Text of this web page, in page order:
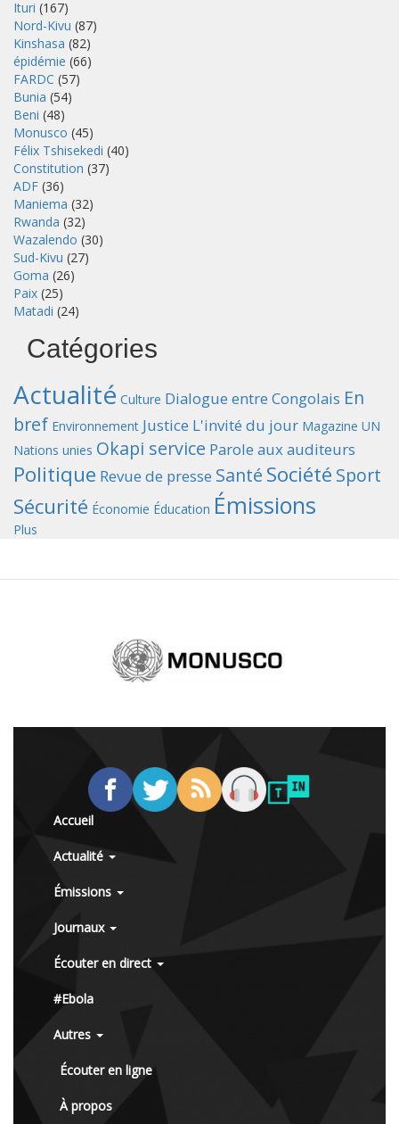
Ituri (167)
Nord-Kivu (87)
Kinshasa (82)
épidémie (66)
FARDC (57)
Bunia (54)
Beni (48)
Monusco (45)
Félix Tshisekedi (40)
Constitution (37)
ADF (36)
Maniema (32)
Rwanda (32)
Wazalendo (30)
Sud-Kivu (27)
Goma (26)
Paix (25)
Matadi (24)
Catégories
Actualité Culture Dialogue entre Congolais En
bref Environnement Justice L'invité du jour Magazine UN
Nations unies Okapi service Parole aux auditeurs
Politique Revue de presse Santé Société Sport
Sécurité Économie Éducation Émissions
Plus
Accueil
Actualité
Émissions
Journaux
Écouter en direct
#Ebola
Autres
Écouter en ligne
À propos